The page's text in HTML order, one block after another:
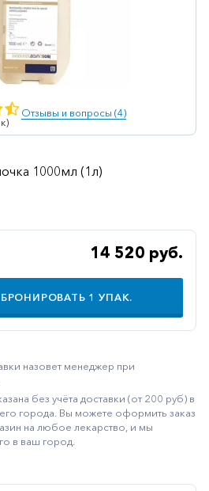
Отзывы и вопросы (4)
1000мл (1л)
14 520 руб.
БРОНИРОВАТЬ 1 УПАК.
назовет менеджер при
без учёта доставки (от 200 руб) в
города. Вы можете оформить заказ
на любое лекарство, и мы
в ваш город.